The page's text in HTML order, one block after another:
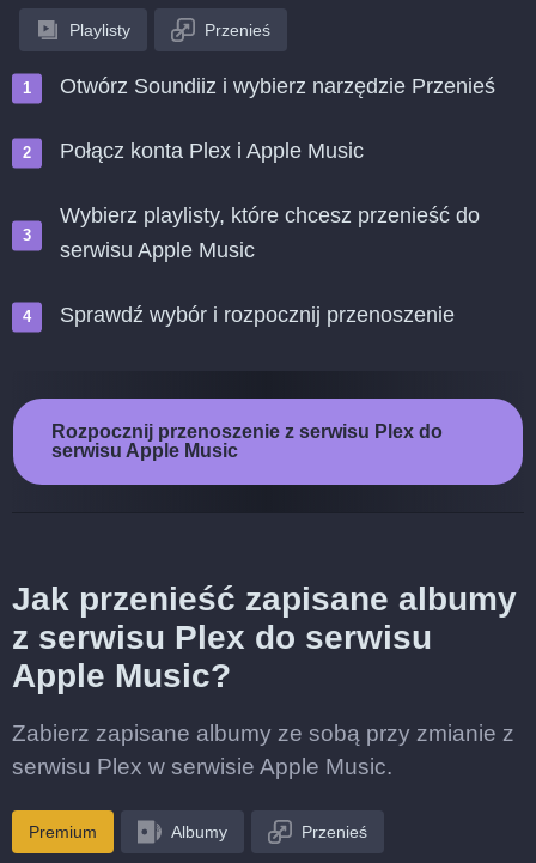
Playlisty Przenieś
Otwórz Soundiiz i wybierz narzędzie Przenieś
Połącz konta Plex i Apple Music
Wybierz playlisty, które chcesz przenieść do
serwisu Apple Music
Sprawdź wybór i rozpocznij przenoszenie
Rozpocznij przenoszenie z serwisu Plex do
serwisu Apple Music
Jak przenieść zapisane albumy
z serwisu Plex do serwisu
Apple Music?
Zabierz zapisane albumy ze sobą przy zmianie z
serwisu Plex w serwisie Apple Music.
Premium Albumy Przenieś